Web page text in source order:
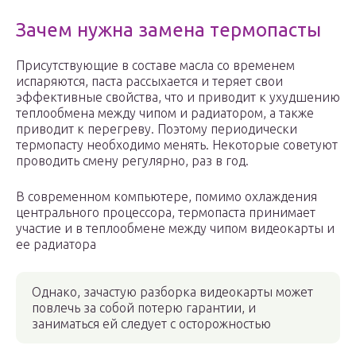
Зачем нужна замена термопасты
Присутствующие в составе масла со временем
испаряются, паста рассыхается и теряет свои
эффективные свойства, что и приводит к ухудшению
теплообмена между чипом и радиатором, а также
приводит к перегреву. Поэтому периодически
термопасту необходимо менять. Некоторые советуют
проводить смену регулярно, раз в год.
В современном компьютере, помимо охлаждения
центрального процессора, термопаста принимает
участие и в теплообмене между чипом видеокарты и
ее радиатора
Однако, зачастую разборка видеокарты может
повлечь за собой потерю гарантии, и
заниматься ей следует с осторожностью